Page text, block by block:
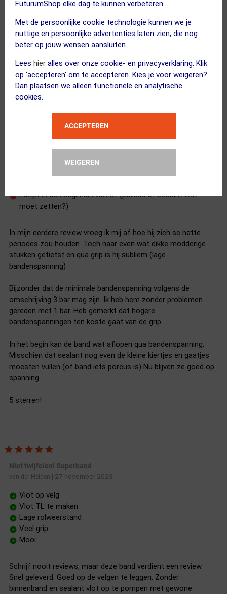
FuturumShop elke dag te kunnen verbeteren.
Met de persoonlijke cookie technologie kunnen we je
nuttige en persoonlijke advertenties laten zien, die nog
beter op jouw wensen aansluiten.
Lees hier alles over onze cookie- en privacyverklaring. Klik
op 'accepteren' om te accepteren. Kies je voor weigeren?
Dan plaatsen we alleen functionele en analytische
cookies.
ACCEPTEREN
WEIGEREN
Al meerdere banden versleten en is een heerlijke allround band.
Twee minpuntjes, het loopvlak in het midden slijt redelijk snel
op het achterwiel.
worden. Zal ivm de wangen zijn maar beetje vreemd omdat je
hoort dat andere banden soms 1,5 bar hebben.
Loopt in den beginnen wat af (poreus of sealant wat
moet zetten?)
In mijn eerdere review vroeg ik mij af hoe hij zich se natte
periodes zou houden. Toch naar even wat dikke modderige
stukken gefietst en qua grip is hij subliem (lage
bandenspanning)
Bijzonder dat de minimale bandenspanning volgens de
omschrijving 3 bar mag zijn. Ik heb hem zonder problemen
gereden met 1 bar. Heb gemerkt dat hogere
bandenspanningen ten koste gaat van de grip.
In het begin kan de band wat aflopen qua bandenspanning.
Misschien dat sealant nog even de kleine kiertjes en gaatjes
moesten vullen (of band iets poreus is) Nu blijven ze goed op
spanning.
5 sterren!
Niet twijfelen! Superband
van der Heiden 27 november 2023
Vlot op velg
Vlot TL te maken
Lage rolweerstand
Veel grip
Mooi
Schrijf nooit reviews, maar deze band verdient een review.
Snel geleverd. Goed op de velgen te leggen. Zonder
binnenband en sealant vlot op te pompen met gewone